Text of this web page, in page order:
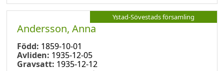
Ystad-Sövestads församling
Andersson, Anna
Född: 1859-10-01
Avliden: 1935-12-05
Gravsatt: 1935-12-12